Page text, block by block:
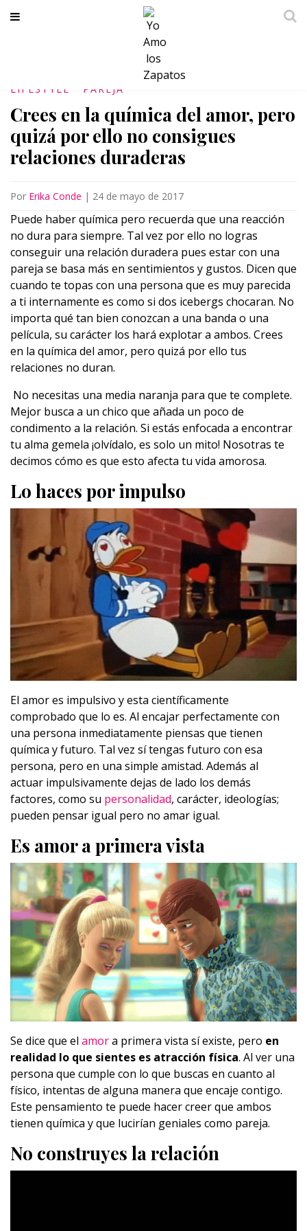
LIFESTYLE PAREJA
Crees en la química del amor, pero
quizá por ello no consigues
relaciones duraderas
Por Erika Conde | 24 de mayo de 2017
Puede haber química pero recuerda que una reacción
no dura para siempre. Tal vez por ello no logras
conseguir una relación duradera pues estar con una
pareja se basa más en sentimientos y gustos. Dicen que
cuando te topas con una persona que es muy parecida
a ti internamente es como si dos icebergs chocaran. No
importa qué tan bien conozcan a una banda o una
película, su carácter los hará explotar a ambos. Crees
en la química del amor, pero quizá por ello tus
relaciones no duran.
No necesitas una media naranja para que te complete.
Mejor busca a un chico que añada un poco de
condimento a la relación. Si estás enfocada a encontrar
tu alma gemela ¡olvídalo, es solo un mito! Nosotras te
decimos cómo es que esto afecta tu vida amorosa.
Lo haces por impulso
El amor es impulsivo y esta científicamente
comprobado que lo es. Al encajar perfectamente con
una persona inmediatamente piensas que tienen
química y futuro. Tal vez sí tengas futuro con esa
persona, pero en una simple amistad. Además al
actuar impulsivamente dejas de lado los demás
factores, como su personalidad, carácter, ideologías;
pueden pensar igual pero no amar igual.
Es amor a primera vista
Se dice que el amora primera vista sí existe, pero en
realidad lo que sientes es atracción física. Al ver una
persona que cumple con lo que buscas en cuanto al
físico, intentas de alguna manera que encaje contigo.
Este pensamiento te puede hacer creer que ambos
tienen química y que lucirían geniales como pareja.
No construyes la relación